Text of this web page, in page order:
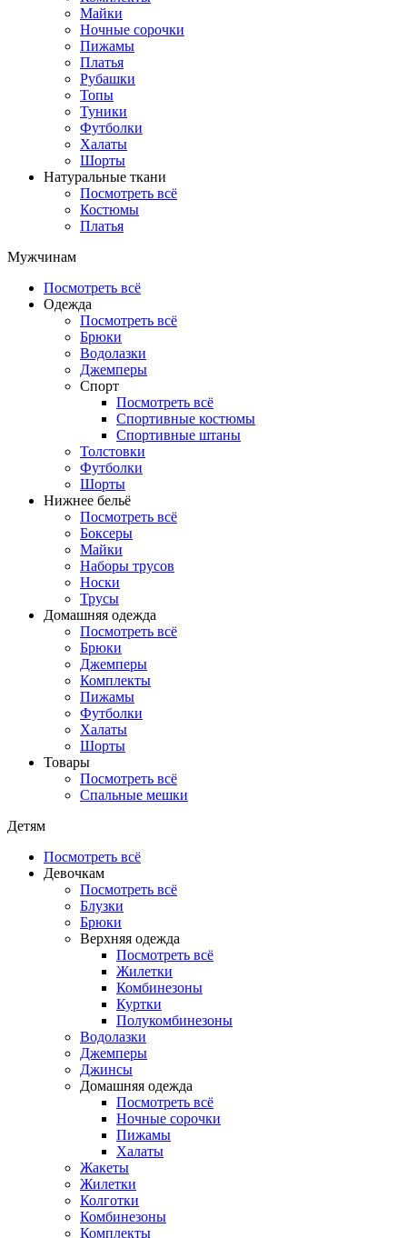
Майки
Ночные сорочки
Пижамы
Платья
Рубашки
Топы
Туники
Футболки
Халаты
Шорты
Натуральные ткани
Посмотреть всё
Костюмы
Платья
Мужчинам
Посмотреть всё
Одежда
Посмотреть всё
Брюки
Водолазки
Джемперы
Спорт
Посмотреть всё
Спортивные костюмы
Спортивные штаны
Толстовки
Футболки
Шорты
Нижнее бельё
Посмотреть всё
Боксеры
Майки
Наборы трусов
Носки
Трусы
Домашняя одежда
Посмотреть всё
Брюки
Джемперы
Комплекты
Пижамы
Футболки
Халаты
Шорты
Товары
Посмотреть всё
Спальные мешки
Детям
Посмотреть всё
Девочкам
Посмотреть всё
Блузки
Брюки
Верхняя одежда
Посмотреть всё
Жилетки
Комбинезоны
Куртки
Полукомбинезоны
Водолазки
Джемперы
Джинсы
Домашняя одежда
Посмотреть всё
Ночные сорочки
Пижамы
Халаты
Жакеты
Жилетки
Колготки
Комбинезоны
Комплекты